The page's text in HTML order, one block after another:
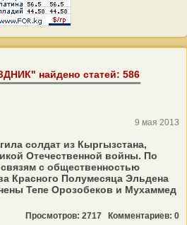
найдено статей: 586
9 мая 2013
солдат из Кыргызстана,
Отечественной войны. По
с общественностью
Красного Полумесяца Эльдена
Тепе Орозобеков и Мухаммед
Просмотров: 2717 Комментариев: 0